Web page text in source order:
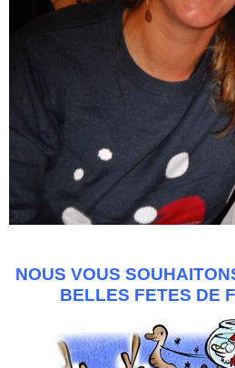
NOUS VOUS
BELLES FETES DE